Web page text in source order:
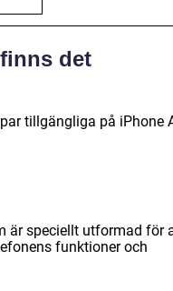
det
tillgängliga på iPhone
är speciellt utformad för
funktioner och